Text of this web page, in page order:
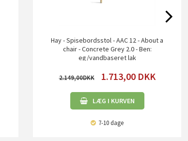
Hay - Spisebordsstol - AAC 12 - About a
chair - Concrete Grey 2.0 - Ben:
eg/vandbaseret lak
2.149,00 1.713,00 DKK
LÆG I KURVEN
7-10 dage